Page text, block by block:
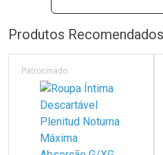
Produtos Recomendados
Patrocinado